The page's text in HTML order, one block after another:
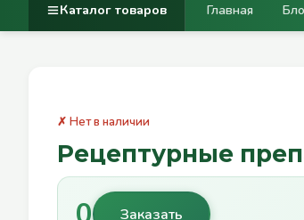
Каталог товаров Главная
✗ Нет в наличии
Рецептурные
Заказать